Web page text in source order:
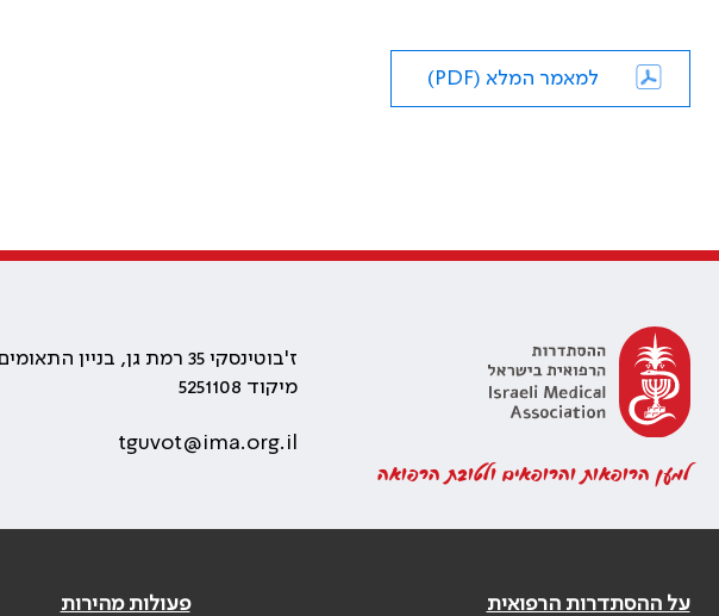
למאמר המלא (PDF)
למען הרופאות והרופאים ולטובת הרפואה
ז'בוטינסקי 35 רמת גן, בניין התאומים 2
מיקוד 5251108
tguvot@ima.org.il
על ההסתדרות הרפואית
פעולות מהירות